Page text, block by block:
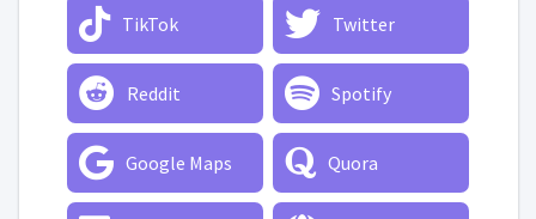
TikTok Twitter
Reddit Spotify
Google Maps Quora